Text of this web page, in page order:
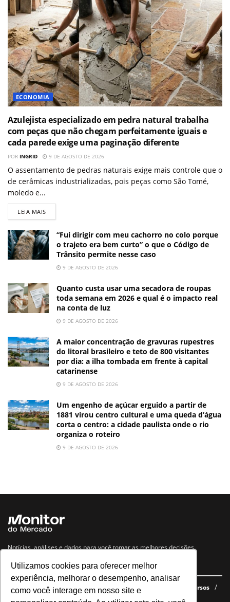
Utilizamos cookies para oferecer melhor
experiência, melhorar o desempenho, analisar
como você interage em nosso site e
ECONOMIA
Azulejista especializado em pedra natural trabalha
com peças que não chegam perfeitamente iguais e
cada parede exige uma paginação diferente
POR INGRID 9 DE AGOSTO DE 2026
O assentamento de pedras naturais exige mais controle que o
de cerâmicas industrializadas, pois peças como São Tomé,
moledo e...
LEIA MAIS
“Fui dirigir com meu cachorro no colo porque
o trajeto era bem curto” o que o Código de
Trânsito permite nesse caso
9 DE AGOSTO DE 2026
Quanto custa usar uma secadora de roupas
toda semana em 2026 e qual é o impacto real
na conta de luz
9 DE AGOSTO DE 2026
A maior concentração de gravuras rupestres
do litoral brasileiro e teto de 800 visitantes
por dia: a ilha tombada em frente à capital
catarinense
9 DE AGOSTO DE 2026
Um engenho de açúcar erguido a partir de
1881 virou centro cultural e uma queda d’água
corta o centro: a cidade paulista onde o rio
organiza o roteiro
9 DE AGOSTO DE 2026
Notícias, análises e dados para você tomar as melhores decisões.
Navegue no site
Últimas notícias Quem somos E-books gratuitos
Cursos
Política de privacidade